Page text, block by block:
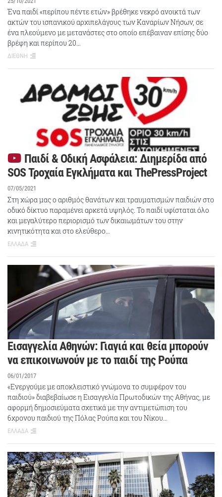
Ένα παιδί «περίπου πέντε ετών» βρέθηκε νεκρό ανοικτά των
ακτών του ισπανικού αρχιπελάγους των Καναρίων Νήσων, σε
ένα πλεούμενο με μετανάστες στο οποίο επέβαιναν επίσης δύο
βρέφη και περίπου 20…
ΔΙΕΘΝΗ
Παιδί & Οδική Ασφάλεια: Διημερίδα από
SOS Τροχαία Εγκλήματα και ThePressProject
07/05/2021
Στη χώρα μας ο αριθμός θανάτων και τραυματισμών παιδιών στο
οδικό δίκτυο παραμένει αρκετά υψηλός. Το παιδί υφίσταται όλο
και μεγαλύτερο περιορισμό των δικαιωμάτων του στην
κινητικότητα και στο ελεύθερο…
ΕΛΛΑΔΑ
Εισαγγελία Αθηνών: Γιαγιά και θεία μπορούν
να επικοινωνούν με το παιδί της Ρούπα
06/01/2017
«Ενεργούμε με αποκλειστικό γνώμονα το συμφέρον του
παιδιού» διαβεβαίωσε η Εισαγγελία Πρωτοδικών της Αθήνας, με
αφορμή δημοσιεύματα σχετικά με την αντιμετώπιση του
6χρονου παιδιού της Πόλας Ρούπα και του Νίκου…
ΕΛΛΑΔΑ